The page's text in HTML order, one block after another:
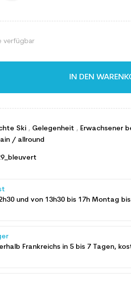
verfügbar
IN DEN
Ski , Gelegenheit , Erwachsener
/ allround
und von 13h30 bis 17h Montag
Frankreichs in 5 bis 7 Tagen,